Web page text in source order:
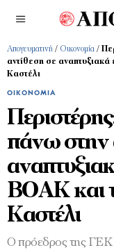
Απογευματινή / Οικονομία /
αντίθεση σε
Καστέλι
ΟΙΚΟΝΟΜΊΑ
πάνω στην
ΒΟΑΚ και
Καστέλι
Ο πρόεδρος της ΓΕΚ